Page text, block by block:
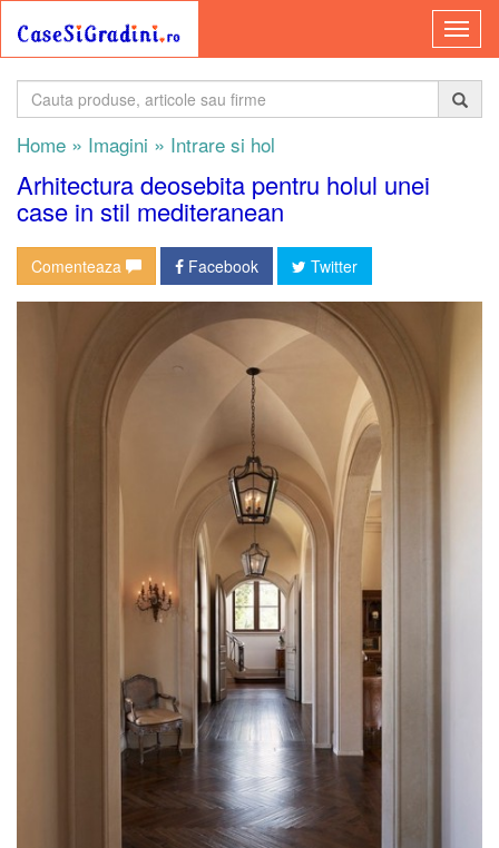
Home » Imagini » Intrare si hol
Arhitectura deosebita pentru holul unei
case in stil mediteranean
Comenteaza Facebook Twitter